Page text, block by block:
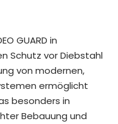
GUARD in
Schutz vor Diebstahl
von modernen,
ermöglicht
besonders in
Bebauung und